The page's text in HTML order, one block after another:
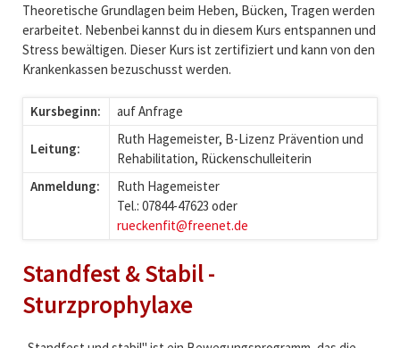
Theoretische Grundlagen beim Heben, Bücken, Tragen werden
erarbeitet. Nebenbei kannst du in diesem Kurs entspannen und
Stress bewältigen. Dieser Kurs ist zertifiziert und kann von den
Krankenkassen bezuschusst werden.
Kursbeginn: auf Anfrage
Leitung:
Ruth Hagemeister, B-Lizenz Prävention und
Rehabilitation, Rückenschulleiterin
Anmeldung:
Ruth Hagemeister
Tel.: 07844-47623 oder
rueckenfit@freenet.de
Standfest & Stabil -
Sturzprophylaxe